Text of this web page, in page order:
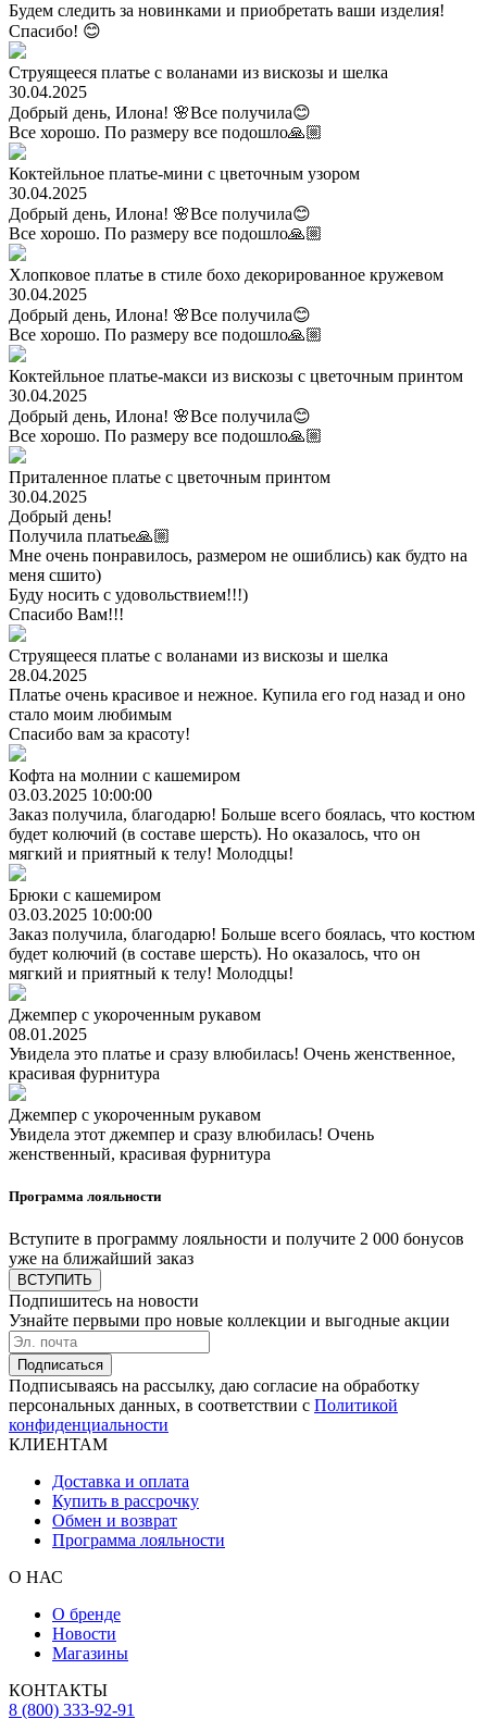
Будем следить за новинками и приобретать ваши изделия!
Спасибо! 😊
Струящееся платье с воланами из вискозы и шелка
30.04.2025
Добрый день, Илона! 🌸Все получила😊
Все хорошо. По размеру все подошло🙏🏼
Коктейльное платье-мини с цветочным узором
30.04.2025
Добрый день, Илона! 🌸Все получила😊
Все хорошо. По размеру все подошло🙏🏼
Хлопковое платье в стиле бохо декорированное кружевом
30.04.2025
Добрый день, Илона! 🌸Все получила😊
Все хорошо. По размеру все подошло🙏🏼
Коктейльное платье-макси из вискозы с цветочным принтом
30.04.2025
Добрый день, Илона! 🌸Все получила😊
Все хорошо. По размеру все подошло🙏🏼
Приталенное платье с цветочным принтом
30.04.2025
Добрый день!
Получила платье🙏🏼
Мне очень понравилось, размером не ошиблись) как будто на
меня сшито)
Буду носить с удовольствием!!!)
Спасибо Вам!!!
Струящееся платье с воланами из вискозы и шелка
28.04.2025
Платье очень красивое и нежное. Купила его год назад и оно
стало моим любимым
Спасибо вам за красоту!
Кофта на молнии с кашемиром
03.03.2025 10:00:00
Заказ получила, благодарю! Больше всего боялась, что костюм
будет колючий (в составе шерсть). Но оказалось, что он
мягкий и приятный к телу! Молодцы!
Брюки с кашемиром
03.03.2025 10:00:00
Заказ получила, благодарю! Больше всего боялась, что костюм
будет колючий (в составе шерсть). Но оказалось, что он
мягкий и приятный к телу! Молодцы!
Джемпер с укороченным рукавом
08.01.2025
Увидела это платье и сразу влюбилась! Очень женственное,
красивая фурнитура
Джемпер с укороченным рукавом
Увидела этот джемпер и сразу влюбилась! Очень
женственный, красивая фурнитура
Программа лояльности
Вступите в программу лояльности и получите 2 000 бонусов
уже на ближайший заказ
ВСТУПИТЬ
Подпишитесь на новости
Узнайте первыми про новые коллекции и выгодные акции
Подписаться
Подписываясь на рассылку, даю согласие на обработку
персональных данных, в соответствии с Политикой
конфиденциальности
КЛИЕНТАМ
Доставка и оплата
Купить в рассрочку
Обмен и возврат
Программа лояльности
О НАС
О бренде
Новости
Магазины
КОНТАКТЫ
8 (800) 333-92-91